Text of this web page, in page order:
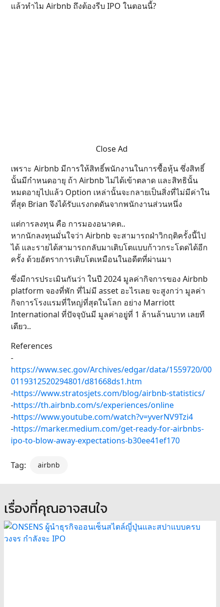
แล้วทำไม Airbnb ถึงต้องรีบ IPO ในตอนนี้?
Close Ad
เพราะ Airbnb มีการให้สิทธิ์พนักงานในการซื้อหุ้น ซึ่งสิทธิ์
นั้นมีกำหนดอายุ ถ้า Airbnb ไม่ได้เข้าตลาด และสิทธินั้น
หมดอายุไปแล้ว Option เหล่านั้นจะกลายเป็นสิ่งที่ไม่มีค่าใน
ที่สุด Brian จึงได้รับแรงกดดันจากพนักงานส่วนหนึ่ง
แต่การลงทุน คือ การมองอนาคต..
หากนักลงทุนมั่นใจว่า Airbnb จะสามารถฝ่าวิกฤติครั้งนี้ไป
ได้ และรายได้สามารถกลับมาเติบโตแบบก้าวกระโดดได้อีก
ครั้ง ด้วยอัตราการเติบโตเหมือนในอดีตที่ผ่านมา
ซึ่งมีการประเมินกันว่า ในปี 2024 มูลค่ากิจการของ Airbnb
platform จองที่พัก ที่ไม่มี asset อะไรเลย จะสูงกว่า มูลค่า
กิจการโรงแรมที่ใหญ่ที่สุดในโลก อย่าง Marriott
International ที่ปัจจุบันมี มูลค่าอยู่ที่ 1 ล้านล้านบาท เลยที
เดียว..
References
-
https://www.sec.gov/Archives/edgar/data/1559720/00
0119312520294801/d81668ds1.htm
-https://www.stratosjets.com/blog/airbnb-statistics/
-https://th.airbnb.com/s/experiences/online
-https://www.youtube.com/watch?v=yverNV9Tzi4
-https://marker.medium.com/get-ready-for-airbnbs-
ipo-to-blow-away-expectations-b30ee41ef170
Tag: airbnb
เรื่องที่คุณอาจสนใจ